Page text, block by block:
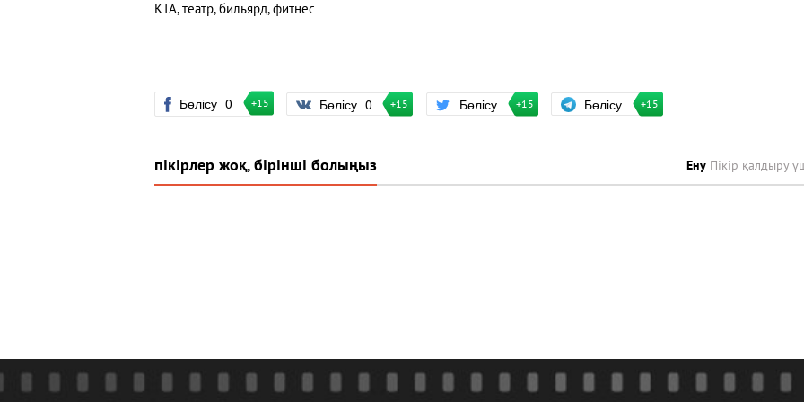
КТА, театр, бильярд, фитнес
Бөлісу 0 +15 Бөлісу 0 +15 Бөлісу +15 Бөлісу +15
пікірлер жоқ, бірінші болыңыз Ену Пікір қалдыру